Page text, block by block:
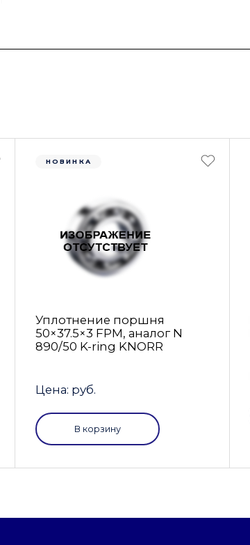
НОВИНКА
Уплотнение поршня
50×37.5×3 FРM, аналог N
890/50 K-ring KNORR
Цена: руб.
В корзину